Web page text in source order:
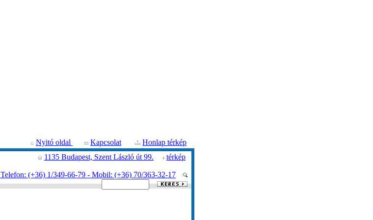
Nyitó oldal
Kapcsolat Honlap térkép
1135 Budapest, Szent László út 99. térkép
Telefon: (+36) 1/349-66-79 - Mobil: (+36) 70/363-32-17